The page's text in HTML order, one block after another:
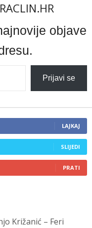
objave
Prijavi se
LAJKAJ
SLIJEDI
PRATI
Križanić – Feri